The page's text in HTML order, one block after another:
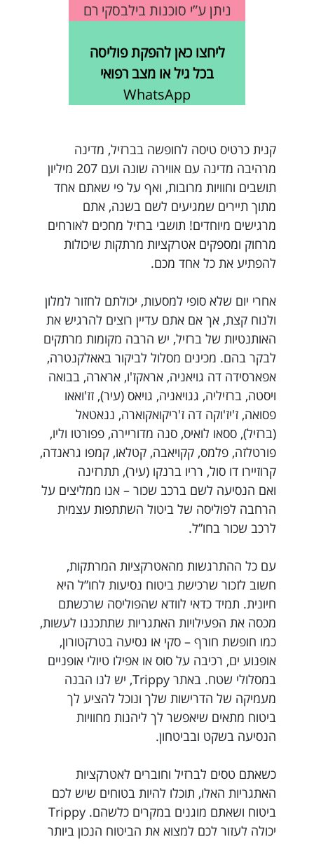
ניתן ע”י סוכנות בילבסקי רם
ליחצו כאן להפקת פוליסה
בכל גיל או מצב רפואי
WhatsApp
קנית כרטיס טיסה לחופשה בברזיל, מדינה
מרהיבה מדינה עם אווירה שונה ועם 207 מיליון
תושבים וחוויות מרובות, ואף על פי שאתם אחד
מתוך תיירים שמגיעים לשם בשנה, אתם
מרגישים מיוחדים! תושבי ברזיל מחכים לאורחים
מרחוק ומספקים אטרקציות מרתקות שיכולות
להפתיע את כל אחד מכם.
אחרי יום שלא סופי למסעות, יכולתם לחזור למלון
ולנוח קצת, אך אם אתם עדיין רוצים להרגיש את
האותנטיות של ברזיל, יש הרבה מקומות מרתקים
לבקר בהם. מכינים מסלול לביקור באאלקנטרה,
אפארסידה דה גויאניה, אראקז'ו, ארארה, בבואה
ויסטה, ברזיליה, גגויאניה, גויאס (עיר), זז'ואאו
פסואה, ז'יז'וקה דה ז'ריקואקוארה, ננאטאל
(ברזיל), ססאו לואיס, סנה מדוריירה, פפורטו וליו,
פורטלזה, פלמס, קקויאבה, קטלאו, קמפו גראנדה,
קרוזיירו דו סול, רריו ברנקו (עיר), תתרזינה
ואם הנסיעה לשם ברכב שכור – אנו ממליצים על
הרחבה לפוליסה של ביטול השתתפות עצמית
לרכב שכור בחו”ל.
עם כל ההתרגשות מהאטרקציות המרתקות,
חשוב לזכור שרכישת ביטוח נסיעות לחו”ל היא
חיונית. תמיד כדאי לוודא שהפוליסה שרכשתם
מכסה את הפעילויות האתגריות שתתכננו לעשות,
כמו חופשת חורף – סקי או נסיעה בטרקטורון,
אופנוע ים, רכיבה על סוס או אפילו טיולי אופניים
במסלולי שטח. באתר Trippy, יש לנו הבנה
מעמיקה של הדרישות שלך ונוכל להציע לך
ביטוח מתאים שיאפשר לך ליהנות מחוויות
הנסיעה בשקט ובביטחון.
כשאתם טסים לברזיל וחוברים לאטרקציות
האתגריות האלו, תוכלו להיות בטוחים שיש לכם
ביטוח ושאתם מוגנים במקרים כלשהם. Trippy
יכולה לעזור לכם למצוא את הביטוח הנכון ביותר